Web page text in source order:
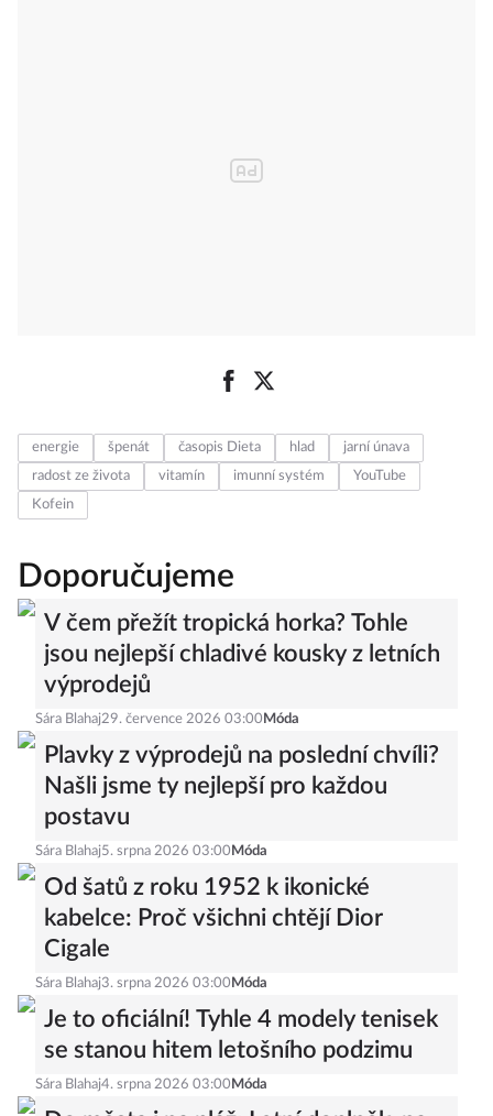
energie špenát časopis Dieta hlad
jarní únava
radost ze života
vitamín imunní systém
YouTube
Kofein
Doporučujeme
V čem přežít tropická horka? Tohle
jsou nejlepší chladivé kousky z letních
výprodejů
Sára Blahaj29. července 2026 03:00 Móda
Plavky z výprodejů na poslední chvíli?
Našli jsme ty nejlepší pro každou
postavu
Sára Blahaj5. srpna 2026 03:00 Móda
Od šatů z roku 1952 k ikonické
kabelce: Proč všichni chtějí Dior
Cigale
Sára Blahaj3. srpna 2026 03:00 Móda
Je to oficiální! Tyhle 4 modely tenisek
se stanou hitem letošního podzimu
Sára Blahaj4. srpna 2026 03:00 Móda